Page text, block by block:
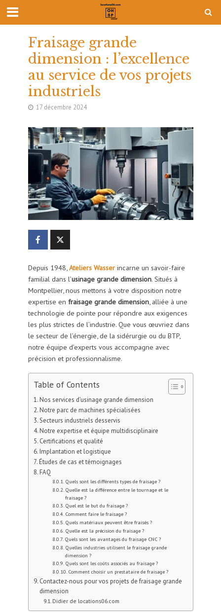
Fraisage grande
dimension : l’excellence
au service de vos projets
industriels
17 décembre 2024
Depuis 1948,Ateliers Wasserincarne un savoir-faire
familial dans l’usinage grande dimension. Situés à
Montpellier, nous mettons à votre disposition notre
expertise en fraisage grande dimension, alliée à une
technologie de pointe pour répondre aux exigences
les plus strictes de l’industrie. Que vous œuvriez dans
le secteur de l’énergie, de la sidérurgie ou du BTP,
notre équipe d’experts vous accompagne avec
précision et professionnalisme.
Table of Contents
Nos services d’usinage grande dimension
Notre parc de machines spécialisées
Secteurs industriels desservis
Notre expertise et équipe multidisciplinaire
Certifications et qualité
Implantation et logistique
Études de cas et témoignages
FAQ
Quels sont les différents types de fraisage ?
Quelle est la différence entre le tournage et le
fraisage ?
Quel est le but du fraisage ?
Comment faire le fraisage ?
Quels matériaux peuvent être fraisés ?
Quelle est la précision du fraisage ?
Quels sont les avantages du fraisage CNC ?
Quelles industries utilisent le fraisage grande
dimension ?
Quels sont les coûts associés au fraisage ?
Comment choisir un prestataire de fraisage ?
Contactez-nous pour vos projets de fraisage grande
dimension
Didier de locations06.com